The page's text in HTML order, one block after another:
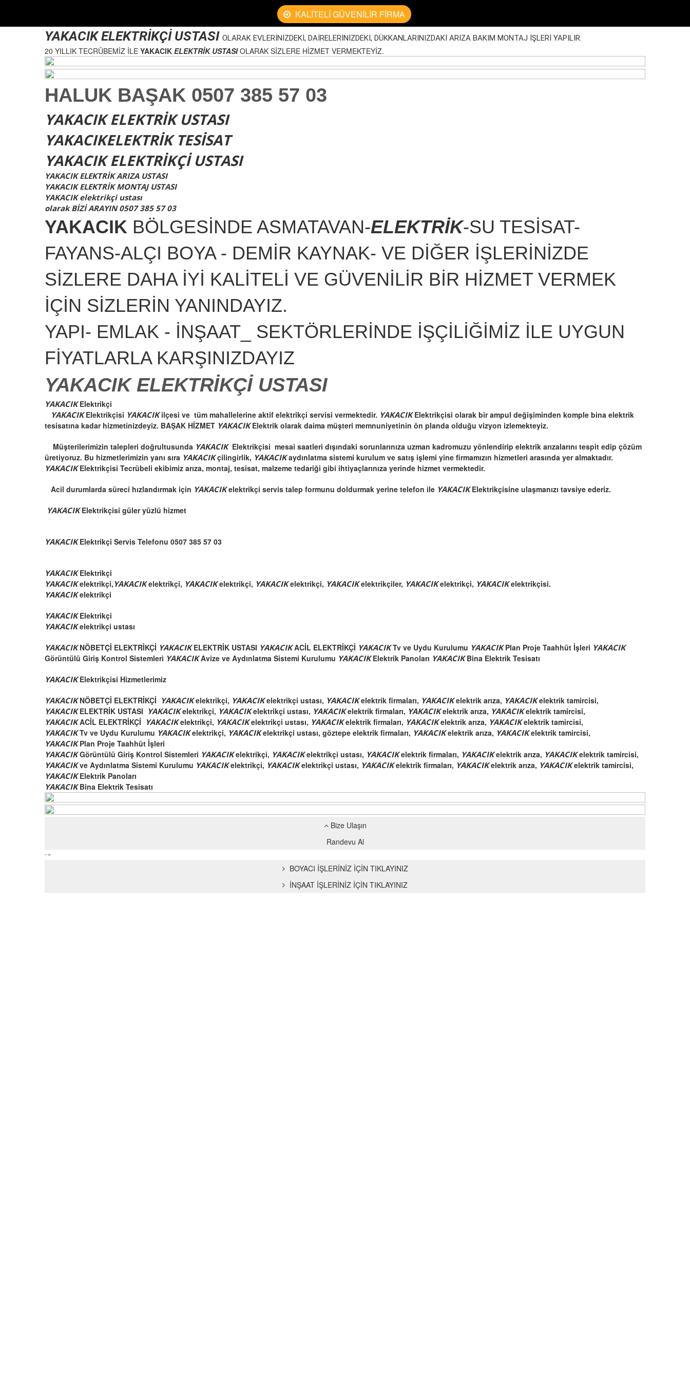
KALİTELİ GÜVENİLİR FİRMA
YAKACIK ELEKTRİKÇİ USTASI OLARAK EVLERİNİZDEKİ, DAİRELERİNİZDEKİ, DÜKKANLARINIZDAKİ ARIZA BAKIM MONTAJ İŞLERİ YAPILIR.
20 YILLIK TECRÜBEMİZ İLE YAKACIK ELEKTRİK USTASIOLARAK SİZLERE HİZMET VERMEKTEYİZ.
HALUK BAŞAK 0507 385 57 03
YAKACIK ELEKTRİK USTASI
YAKACIKELEKTRİK TESİSAT
YAKACIK ELEKTRİKÇİ USTASI
YAKACIK ELEKTRİK ARIZA USTASI
YAKACIK ELEKTRİK MONTAJ USTASI
YAKACIK elektrikçi ustası
olarak BİZİ ARAYIN 0507 385 57 03
YAKACIK BÖLGESİNDE ASMATAVAN-ELEKTRİK-SU TESİSAT-
FAYANS-ALÇI BOYA - DEMİR KAYNAK- VE DİĞER İŞLERİNİZDE
SİZLERE DAHA İYİ KALİTELİ VE GÜVENİLİR BİR HİZMET VERMEK
İÇİN SİZLERİN YANINDAYIZ.
YAPI- EMLAK - İNŞAAT_ SEKTÖRLERİNDE İŞÇİLİĞİMİZ İLE UYGUN
FİYATLARLA KARŞINIZDAYIZ
YAKACIK ELEKTRİKÇİ USTASI
YAKACIKElektrikçi
YAKACIKElektrikçisi YAKACIKilçesi ve tüm mahallelerine aktif elektrikçi servisi vermektedir. YAKACIKElektrikçisi olarak bir ampul değişiminden komple bina elektrik
tesisatına kadar hizmetinizdeyiz. BAŞAK HİZMET YAKACIKElektrik olarak daima müşteri memnuniyetinin ön planda olduğu vizyon izlemekteyiz.
Müşterilerimizin talepleri doğrultusunda YAKACIK Elektrikçisi mesai saatleri dışındaki sorunlarınıza uzman kadromuzu yönlendirip elektrik arızalarını tespit edip çözüm
üretiyoruz. Bu hizmetlerimizin yanı sıra YAKACIKçilingirlik, YAKACIKaydınlatma sistemi kurulum ve satış işlemi yine firmamızın hizmetleri arasında yer almaktadır.
YAKACIKElektrikçisi Tecrübeli ekibimiz arıza, montaj, tesisat, malzeme tedariği gibi ihtiyaçlarınıza yerinde hizmet vermektedir.
Acil durumlarda süreci hızlandırmak için YAKACIKelektrikçi servis talep formunu doldurmak yerine telefon ile YAKACIKElektrikçisine ulaşmanızı tavsiye ederiz.
YAKACIKElektrikçisi güler yüzlü hizmet
YAKACIKElektrikçi Servis Telefonu 0507 385 57 03
YAKACIKElektrikçi
YAKACIKelektrikçi,YAKACIKelektrikçi, YAKACIKelektrikçi, YAKACIKelektrikçi, YAKACIKelektrikçiler, YAKACIKelektrikçi, YAKACIKelektrikçisi.
YAKACIKelektrikçi
YAKACIKElektrikçi
YAKACIKelektrikçi ustası
YAKACIKNÖBETÇİ ELEKTRİKÇİ YAKACIKELEKTRİK USTASI YAKACIKACİL ELEKTRİKÇİ YAKACIKTv ve Uydu Kurulumu YAKACIKPlan Proje Taahhüt İşleri YAKACIK
Görüntülü Giriş Kontrol Sistemleri YAKACIKAvize ve Aydınlatma Sistemi Kurulumu YAKACIKElektrik Panoları YAKACIKBina Elektrik Tesisatı
YAKACIKElektrikçisi Hizmetlerimiz
YAKACIKNÖBETÇİ ELEKTRİKÇİ YAKACIKelektrikçi, YAKACIKelektrikçi ustası, YAKACIKelektrik firmaları, YAKACIKelektrik arıza, YAKACIKelektrik tamircisi,
YAKACIKELEKTRİK USTASI YAKACIKelektrikçi, YAKACIKelektrikçi ustası, YAKACIKelektrik firmaları, YAKACIKelektrik arıza, YAKACIKelektrik tamircisi,
YAKACIKACİL ELEKTRİKÇİ YAKACIKelektrikçi, YAKACIKelektrikçi ustası, YAKACIKelektrik firmaları, YAKACIKelektrik arıza, YAKACIKelektrik tamircisi,
YAKACIKTv ve Uydu Kurulumu YAKACIKelektrikçi, YAKACIKelektrikçi ustası, göztepe elektrik firmaları, YAKACIKelektrik arıza, YAKACIKelektrik tamircisi,
YAKACIKPlan Proje Taahhüt İşleri
YAKACIKGörüntülü Giriş Kontrol Sistemleri YAKACIKelektrikçi, YAKACIKelektrikçi ustası, YAKACIKelektrik firmaları, YAKACIKelektrik arıza, YAKACIKelektrik tamircisi,
YAKACIKve Aydınlatma Sistemi Kurulumu YAKACIKelektrikçi, YAKACIKelektrikçi ustası, YAKACIKelektrik firmaları, YAKACIKelektrik arıza, YAKACIKelektrik tamircisi,
YAKACIKElektrik Panoları
YAKACIKBina Elektrik Tesisatı
Bize Ulaşın
Randevu Al
BOYACI İŞLERİNİZ İÇİN TIKLAYINIZ
İNŞAAT İŞLERİNİZ İÇİN TIKLAYINIZ